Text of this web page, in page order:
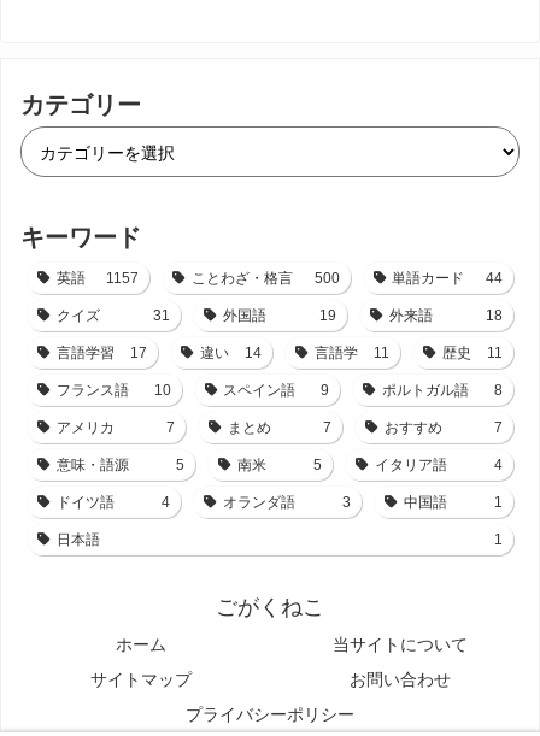
カテゴリー
キーワード
英語 1157 ことわざ・格言 500 単語カード 44
クイズ 31 外国語 19 外来語 18
言語学習 17 違い 14 言語学 11 歴史 11
フランス語 10 スペイン語 9 ポルトガル語 8
アメリカ 7 まとめ 7 おすすめ 7
意味・語源 5 南米 5 イタリア語 4
ドイツ語 4 オランダ語 3 中国語 1
日本語 1
ごがくねこ
ホーム
当サイトについて
サイトマップ
お問い合わせ
プライバシーポリシー